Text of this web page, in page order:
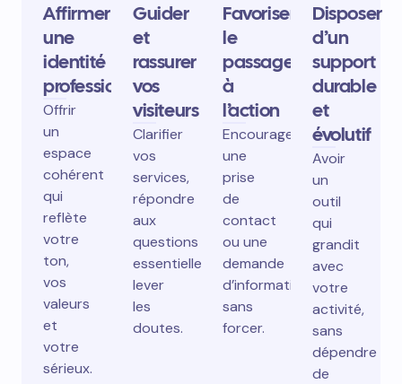
Affirmer
une
identité
professionnelle
Offrir
un
espace
cohérent
qui
reflète
votre
ton,
vos
valeurs
et
votre
sérieux.
Guider
et
rassurer
vos
visiteurs
Clarifier
vos
services,
répondre
aux
questions
essentielles,
lever
les
doutes.
Favoriser
le
passage
à
l’action
Encourager
une
prise
de
contact
ou une
demande
d’information
sans
forcer.
Disposer
d’un
support
durable
et
évolutif
Avoir
un
outil
qui
grandit
avec
votre
activité,
sans
dépendre
de